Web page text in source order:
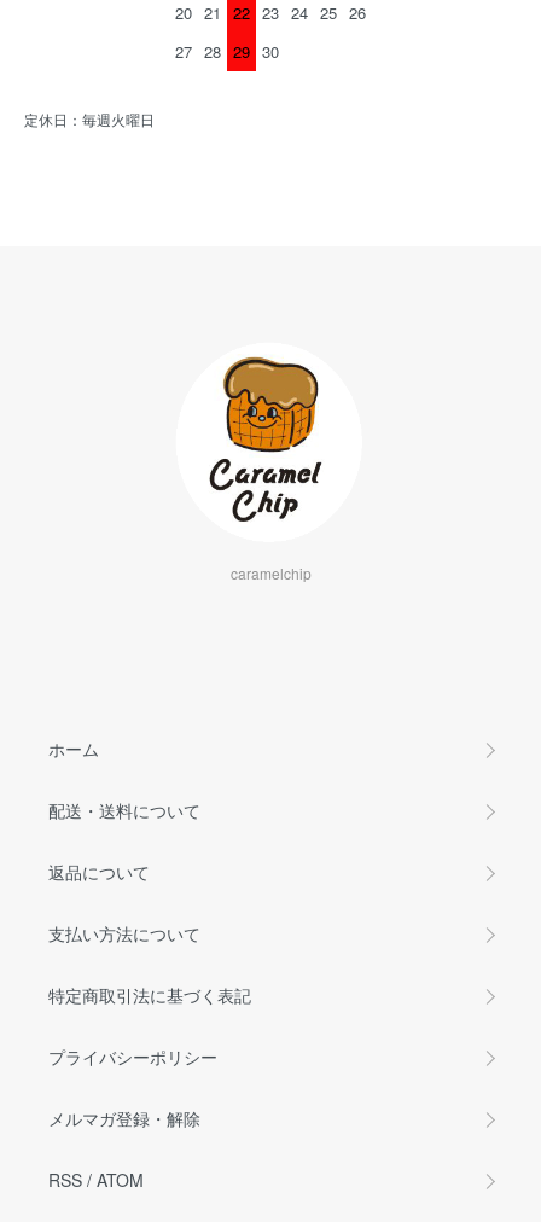
20 21 22 23 24 25 26
27 28 29 30
定休日：毎週火曜日
caramelchip
ホーム
配送・送料について
返品について
支払い方法について
特定商取引法に基づく表記
プライバシーポリシー
メルマガ登録・解除
RSS / ATOM